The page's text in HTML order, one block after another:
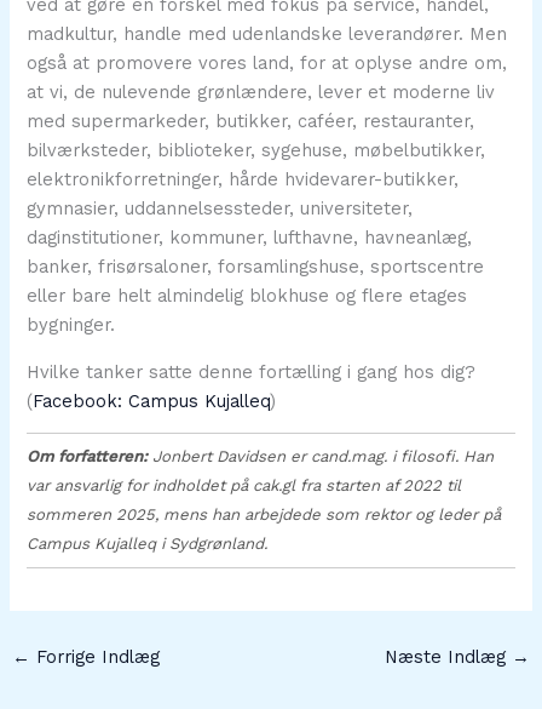
ved at gøre en forskel med fokus på service, handel,
madkultur, handle med udenlandske leverandører. Men
også at promovere vores land, for at oplyse andre om,
at vi, de nulevende grønlændere, lever et moderne liv
med supermarkeder, butikker, caféer, restauranter,
bilværksteder, biblioteker, sygehuse, møbelbutikker,
elektronikforretninger, hårde hvidevarer-butikker,
gymnasier, uddannelsessteder, universiteter,
daginstitutioner, kommuner, lufthavne, havneanlæg,
banker, frisørsaloner, forsamlingshuse, sportscentre
eller bare helt almindelig blokhuse og flere etages
bygninger.
Hvilke tanker satte denne fortælling i gang hos dig?
(Facebook: Campus Kujalleq)
Om forfatteren:Jonbert Davidsen er cand.mag. i filosofi. Han
var ansvarlig for indholdet på cak.gl fra starten af 2022 til
sommeren 2025, mens han arbejdede som rektor og leder på
Campus Kujalleq i Sydgrønland.
← Forrige Indlæg Næste Indlæg →